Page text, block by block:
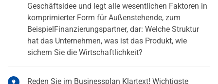
Geschäftsidee und legt alle wesentlichen Faktoren in
komprimierter Form für Außenstehende, zum
BeispielFinanzierungspartner, dar: Welche Struktur
hat das Unternehmen, was ist das Produkt, wie
sichern Sie die Wirtschaftlichkeit?
Reden Sie im Businessplan Klartext! Wichtigste